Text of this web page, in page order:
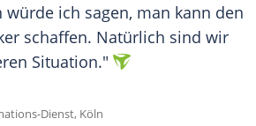
würde ich sagen, man kann den
schaffen. Natürlich sind wir
Situation."
Dienst, Köln